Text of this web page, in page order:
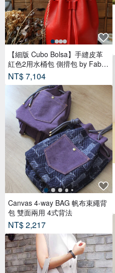
【細版 Cubo Bolsa】手縫皮革
紅色2用水桶包 側揹包 by Fabul
a
NT$ 7,104
Canvas 4-way BAG 帆布束繩背
包 雙面兩用 4式背法
NT$ 2,217